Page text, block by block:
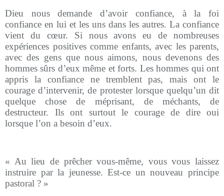
Dieu nous demande d’avoir confiance, à la foi
confiance en lui et les uns dans les autres. La confiance
vient du cœur. Si nous avons eu de nombreuses
expériences positives comme enfants, avec les parents,
avec des gens que nous aimons, nous devenons des
hommes sûrs d’eux même et forts. Les hommes qui ont
appris la confiance ne tremblent pas, mais ont le
courage d’intervenir, de protester lorsque quelqu’un dit
quelque chose de méprisant, de méchants, de
destructeur. Ils ont surtout le courage de dire oui
lorsque l’on a besoin d’eux.
« Au lieu de prêcher vous-même, vous vous laissez
instruire par la jeunesse. Est-ce un nouveau principe
pastoral ? »